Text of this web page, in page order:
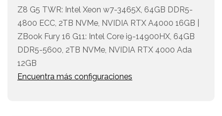
Z8 G5 TWR: Intel Xeon w7-3465X, 64GB DDR5-
4800 ECC, 2TB NVMe, NVIDIA RTX A4000 16GB |
ZBook Fury 16 G11: Intel Core i9-14900HX, 64GB
DDR5-5600, 2TB NVMe, NVIDIA RTX 4000 Ada
12GB
Encuentra más configuraciones